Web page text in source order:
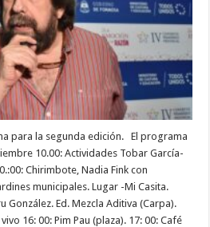
para la segunda edición. El programa
10.00: Actividades Tobar García-
Chirimbote, Nadia Fink con
municipales. Lugar -Mi Casita.
González. Ed. Mezcla Aditiva (Carpa).
16: 00: Pim Pau (plaza). 17: 00: Café